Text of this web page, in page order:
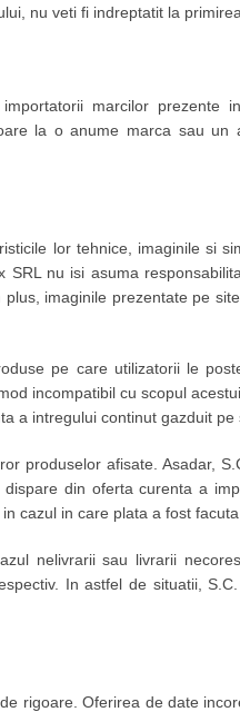
nu veti fi indreptatit la
marcilor prezente
la o anume marca sau un
lor tehnice, imaginile si
nu isi asuma
imaginile prezentate pe
pe care utilizatorii le
incompatibil cu scopul
a intregului continut gazduit pe
produselor afisate. Asadar,
din oferta curenta a
cazul in care plata a fost facuta
nelivrarii sau livrarii
In astfel de situatii,
rigoare. Oferirea de date